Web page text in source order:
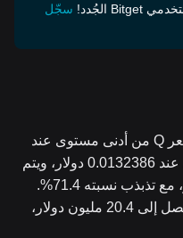
سجّل
خلال الـ 24 ساعة الماضية، ارتفع سعر Q من أدنى مستوى عند
0.0077234 دولار إلى أعلى مستوى عند 0.0132386 دولار، ويتم
تداوله حالياً بسعر 0.0089582 دولار، مع تذبذب نسبته 71.4%.
ارتفع حجم التداول بشكل ملحوظ ليصل إلى 20.4 مليون دولار،